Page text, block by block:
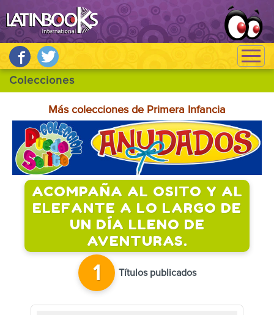
Más colecciones de Primera Infancia
ACOMPAÑA AL OSITO Y AL
ELEFANTE A LO LARGO DE
UN DÍA LLENO DE
AVENTURAS.
1 Títulos publicados